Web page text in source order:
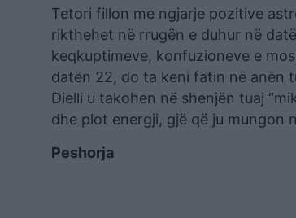
Tetori fillon me ngjarje pozitive
rikthehet në rrugën e duhur në
keqkuptimeve, konfuzioneve e
datën 22, do ta keni fatin në anën
Dielli u takohen në shenjën tuaj
dhe plot energji, gjë që ju mungon
Peshorja